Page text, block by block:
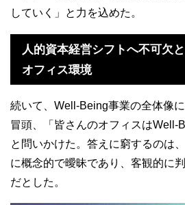
していく」と力を込めた。
人的資本経営シフトへ不可欠
オフィス環境
続いて、 Well-Being事業の全体像
冒頭、「皆さんのオフィスはWell-
と問いかけた。答えに窮するのは、
に概念的で曖昧であり、客観的に
だとした。